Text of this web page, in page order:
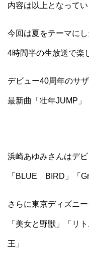
内容は以上となってい
今回は夏をテーマに
4時間半の生放送で楽
デビュー40周年のサ
最新曲「壮年JUMP」
浜崎あゆみさんはデ
「BLUE BIRD」「
さらに東京ディズニ
「美女と野獣」「リ
王」